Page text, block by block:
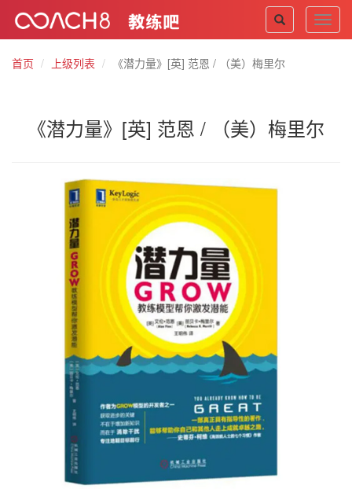
首页
上级列表 《潜力量》[英] 范恩 / （美）梅里尔
《潜力量》[英] 范恩 / （美）梅里尔